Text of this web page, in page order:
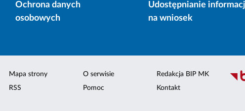
Ochrona danych
osobowych
Udostępnianie
na wniosek
Mapa strony
RSS
O serwisie
Pomoc
Redakcja BIP MK
Kontakt